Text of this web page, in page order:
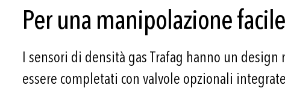
Per una manipolazione
I sensori di densità gas Trafag hanno un design
essere completati con valvole opzionali